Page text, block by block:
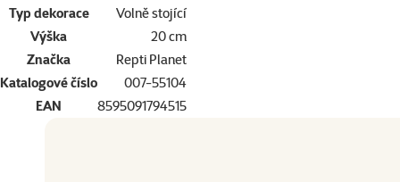
Typ dekorace
Volně stojící
Výška
20 cm
Značka
Repti Planet
Katalogové číslo
007-55104
EAN
8595091794515